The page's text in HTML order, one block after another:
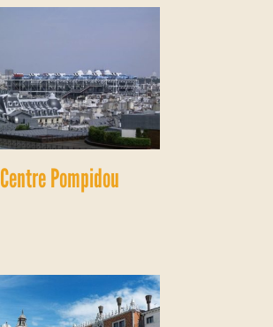
Centre Pompidou